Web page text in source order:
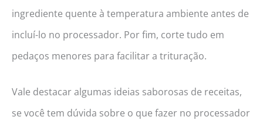
ingrediente quente à temperatura ambiente antes de
incluí-lo no processador. Por fim, corte tudo em
pedaços menores para facilitar a trituração.
Vale destacar algumas ideias saborosas de receitas,
se você tem dúvida sobre o que fazer no processador